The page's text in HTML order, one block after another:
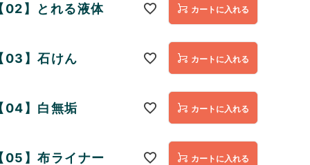
02】とれる液体 カートに入れる
03】石けん カートに入れる
04】白無垢 カートに入れる
05】布ライナー カートに入れる